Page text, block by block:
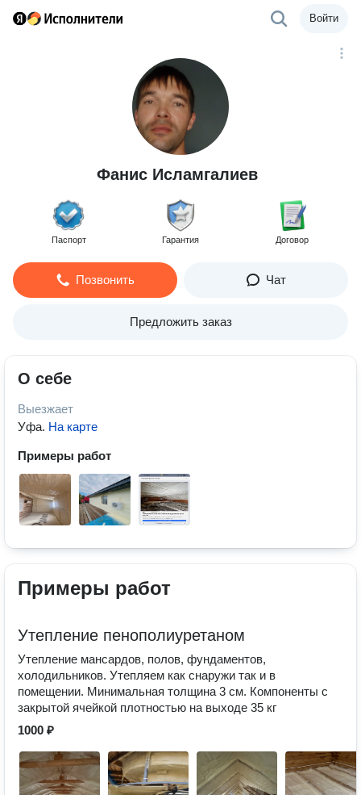
Войти
Фанис Исламгалиев
Паспорт Гарантия Договор
Позвонить Чат
Предложить заказ
О себе
Выезжает
Уфа. На карте
Примеры работ
Примеры работ
Утепление пенополиуретаном
Утепление мансардов, полов, фундаментов,
холодильников. Утепляем как снаружи так и в
помещении. Минимальная толщина 3 см. Компоненты с
закрытой ячейкой плотностью на выходе 35 кг
1000 ₽